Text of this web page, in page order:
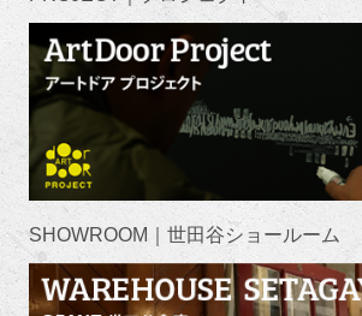
SHOWROOM｜世田谷ショールーム